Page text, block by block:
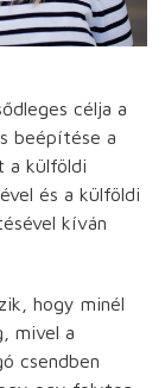
célja a
beépítése a
a külföldi
és a külföldi
kíván
hogy minél
mivel a
csendben